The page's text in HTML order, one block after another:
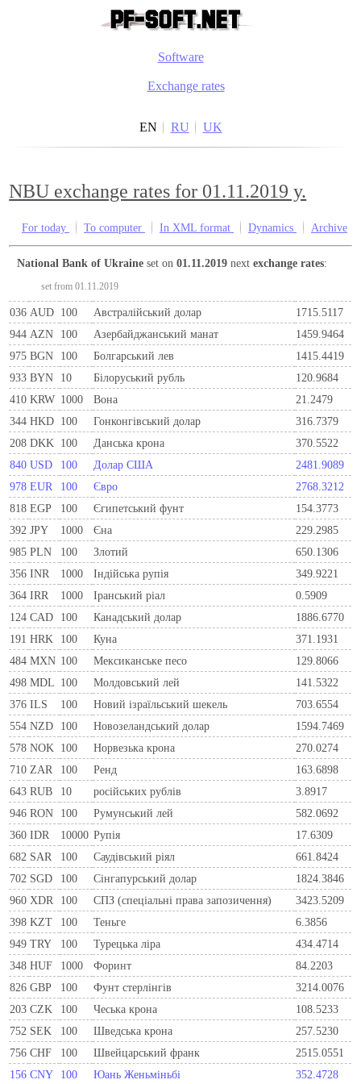
Software
Exchange rates
EN RU UK
NBU exchange rates for 01.11.2019 y.
For today To computer In XML format Dynamics Archive
National Bank of Ukraine set on01.11.2019 nextexchange rates:
set from 01.11.2019
036 AUD 100 Австралійський долар
1715.5117
944 AZN 100 Азербайджанський манат
1459.9464
975 BGN 100 Болгарський лев
1415.4419
933 BYN 10 Бiлоруський рубль
120.9684
410 KRW 1000 Вона
21.2479
344 HKD 100 Гонконгівський долар
316.7379
208 DKK 100 Данська крона
370.5522
840 USD 100 Долар США
2481.9089
978 EUR 100 Євро
2768.3212
818 EGP 100 Єгипетський фунт
154.3773
392 JPY 1000 Єна
229.2985
985 PLN 100 Злотий
650.1306
356 INR 1000 Індійська рупія
349.9221
364 IRR 1000 Іранський ріал
0.5909
124 CAD 100 Канадський долар
1886.6770
191 HRK 100 Куна
371.1931
484 MXN 100 Мексиканське песо
129.8066
498 MDL 100 Молдовський лей
141.5322
376 ILS 100 Новий ізраїльський шекель
703.6554
554 NZD 100 Новозеландський долар
1594.7469
578 NOK 100 Норвезька крона
270.0274
710 ZAR 100 Ренд
163.6898
643 RUB 10 російських рублів
3.8917
946 RON 100 Румунський лей
582.0692
360 IDR 10000 Рупія
17.6309
682 SAR 100 Саудівський ріял
661.8424
702 SGD 100 Сінгапурський долар
1824.3846
960 XDR 100 СПЗ (спеціальні права запозичення)
3423.5209
398 KZT 100 Теньге
6.3856
949 TRY 100 Турецька ліра
434.4714
348 HUF 1000 Форинт
84.2203
826 GBP 100 Фунт стерлінгів
3214.0076
203 CZK 100 Чеська крона
108.5233
752 SEK 100 Шведська крона
257.5230
756 CHF 100 Швейцарський франк
2515.0551
156 CNY 100 Юань Женьміньбі 352.4728